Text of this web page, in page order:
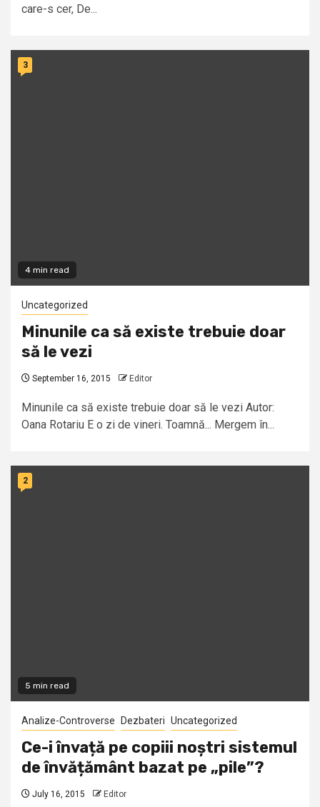
care-s cer, De...
4 min read
3
Uncategorized
Minunile ca să existe trebuie doar
să le vezi
September 16, 2015 Editor
Minunile ca să existe trebuie doar să le vezi Autor:
Oana Rotariu E o zi de vineri. Toamnă... Mergem în...
5 min read
2
Analize-Controverse Dezbateri Uncategorized
Ce-i învață pe copiii noștri sistemul
de învățământ bazat pe „pile”?
July 16, 2015 Editor